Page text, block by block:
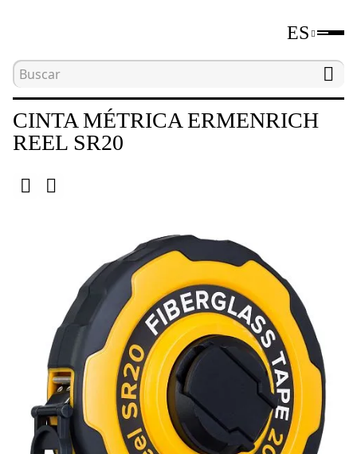
ES
Inicio Herramientas de medición de
CINTA MÉTRICA ERMENRICH
REEL SR20